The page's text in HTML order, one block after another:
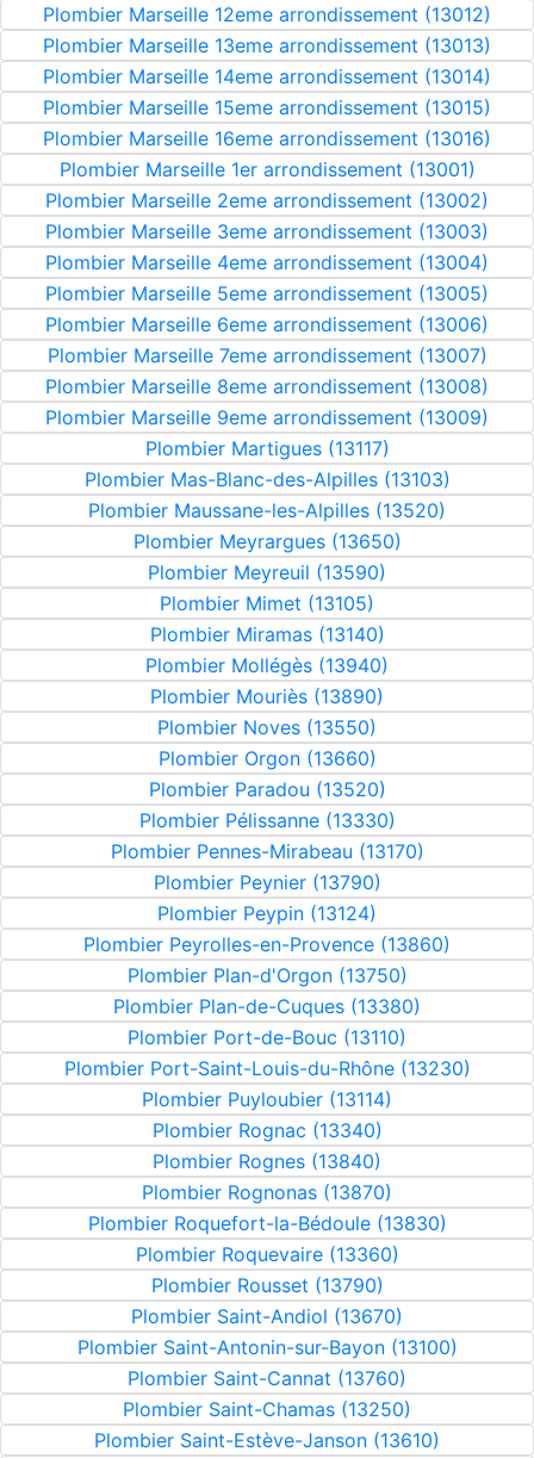
Plombier Marseille 12eme arrondissement (13012)
Plombier Marseille 13eme arrondissement (13013)
Plombier Marseille 14eme arrondissement (13014)
Plombier Marseille 15eme arrondissement (13015)
Plombier Marseille 16eme arrondissement (13016)
Plombier Marseille 1er arrondissement (13001)
Plombier Marseille 2eme arrondissement (13002)
Plombier Marseille 3eme arrondissement (13003)
Plombier Marseille 4eme arrondissement (13004)
Plombier Marseille 5eme arrondissement (13005)
Plombier Marseille 6eme arrondissement (13006)
Plombier Marseille 7eme arrondissement (13007)
Plombier Marseille 8eme arrondissement (13008)
Plombier Marseille 9eme arrondissement (13009)
Plombier Martigues (13117)
Plombier Mas-Blanc-des-Alpilles (13103)
Plombier Maussane-les-Alpilles (13520)
Plombier Meyrargues (13650)
Plombier Meyreuil (13590)
Plombier Mimet (13105)
Plombier Miramas (13140)
Plombier Mollégès (13940)
Plombier Mouriès (13890)
Plombier Noves (13550)
Plombier Orgon (13660)
Plombier Paradou (13520)
Plombier Pélissanne (13330)
Plombier Pennes-Mirabeau (13170)
Plombier Peynier (13790)
Plombier Peypin (13124)
Plombier Peyrolles-en-Provence (13860)
Plombier Plan-d'Orgon (13750)
Plombier Plan-de-Cuques (13380)
Plombier Port-de-Bouc (13110)
Plombier Port-Saint-Louis-du-Rhône (13230)
Plombier Puyloubier (13114)
Plombier Rognac (13340)
Plombier Rognes (13840)
Plombier Rognonas (13870)
Plombier Roquefort-la-Bédoule (13830)
Plombier Roquevaire (13360)
Plombier Rousset (13790)
Plombier Saint-Andiol (13670)
Plombier Saint-Antonin-sur-Bayon (13100)
Plombier Saint-Cannat (13760)
Plombier Saint-Chamas (13250)
Plombier Saint-Estève-Janson (13610)